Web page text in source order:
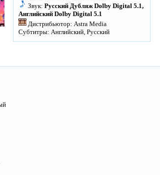
Звук: Русский Дубляж Dolby Digital 5.1,
Английский Dolby Digital 5.1
Дистрибьютор: Astra Media
Субтитры: Английский, Русский